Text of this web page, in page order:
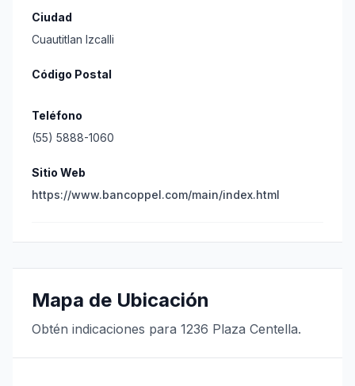
Ciudad
Cuautitlan Izcalli
Código Postal
Teléfono
(55) 5888-1060
Sitio Web
https://www.bancoppel.com/main/index.html
Mapa de Ubicación
Obtén indicaciones para 1236 Plaza Centella.